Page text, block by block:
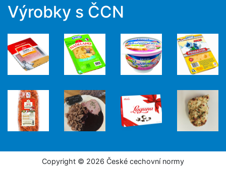
Výrobky s ČCN
Copyright © 2026 České cechovní normy